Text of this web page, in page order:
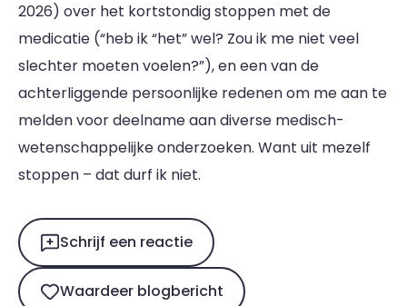
2026) over het kortstondig stoppen met de
medicatie (“heb ik “het” wel? Zou ik me niet veel
slechter moeten voelen?”), en een van de
achterliggende persoonlijke redenen om me aan te
melden voor deelname aan diverse medisch-
wetenschappelijke onderzoeken. Want uit mezelf
stoppen – dat durf ik niet.
Schrijf een reactie
Waardeer blogbericht